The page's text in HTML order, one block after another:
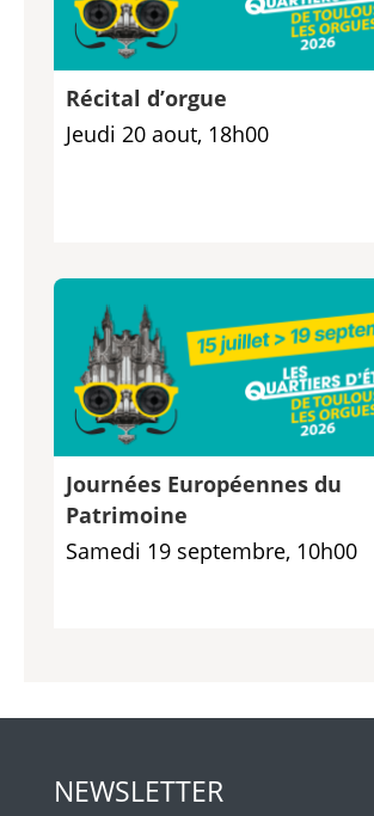
Récital d’orgue
Jeudi 20 aout, 18h00
Journées Européennes du
Patrimoine
Samedi 19 septembre, 10h00
NEWSLETTER